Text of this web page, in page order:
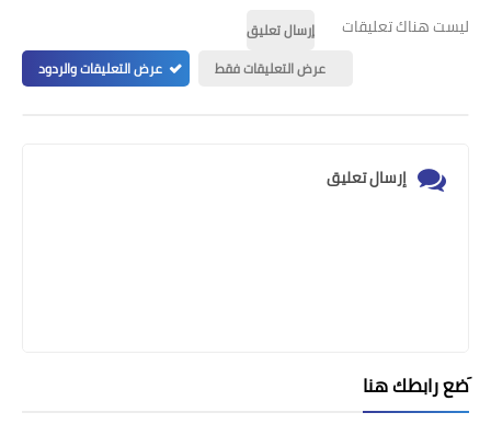
ليست هناك تعليقات
إرسال تعليق
عرض التعليقات فقط
عرض التعليقات والردود
إرسال تعليق
َضع رابطك هنا